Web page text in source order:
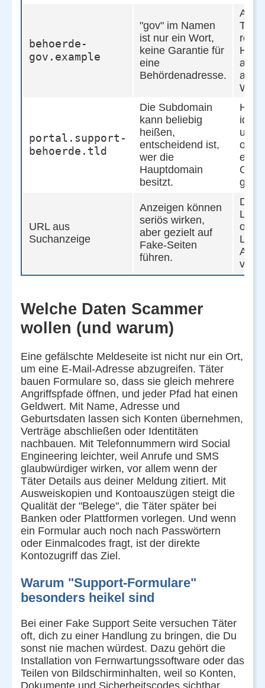
behoerde-
gov.example
"gov" im Namen
ist nur ein Wort,
keine Garantie für
eine
Behördenadresse.
Auf
TLD
auf
portal.support-
behoerde.tld
Die Subdomain
kann beliebig
heißen,
entscheidend ist,
wer die
Hauptdomain
besitzt.
und
ob
URL aus
Suchanzeige
Anzeigen können
seriös wirken,
aber gezielt auf
Fake-Seiten
führen.
oder
Welche Daten Scammer
wollen (und warum)
Eine gefälschte Meldeseite ist nicht nur ein Ort,
um eine E-Mail-Adresse abzugreifen. Täter
bauen Formulare so, dass sie gleich mehrere
Angriffspfade öffnen, und jeder Pfad hat einen
Geldwert. Mit Name, Adresse und
Geburtsdaten lassen sich Konten übernehmen,
Verträge abschließen oder Identitäten
nachbauen. Mit Telefonnummern wird Social
Engineering leichter, weil Anrufe und SMS
glaubwürdiger wirken, vor allem wenn der
Täter Details aus deiner Meldung zitiert. Mit
Ausweiskopien und Kontoauszügen steigt die
Qualität der "Belege", die Täter später bei
Banken oder Plattformen vorlegen. Und wenn
ein Formular auch noch nach Passwörtern
oder Einmalcodes fragt, ist der direkte
Kontozugriff das Ziel.
Warum "Support-Formulare"
besonders heikel sind
Bei einer Fake Support Seite versuchen Täter
oft, dich zu einer Handlung zu bringen, die Du
sonst nie machen würdest. Dazu gehört die
Installation von Fernwartungssoftware oder das
Teilen von Bildschirminhalten, weil so Konten,